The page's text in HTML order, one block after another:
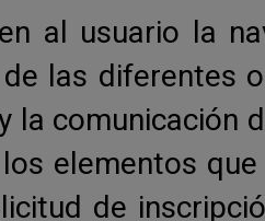
al usuario la
las diferentes
comunicación
elementos
de